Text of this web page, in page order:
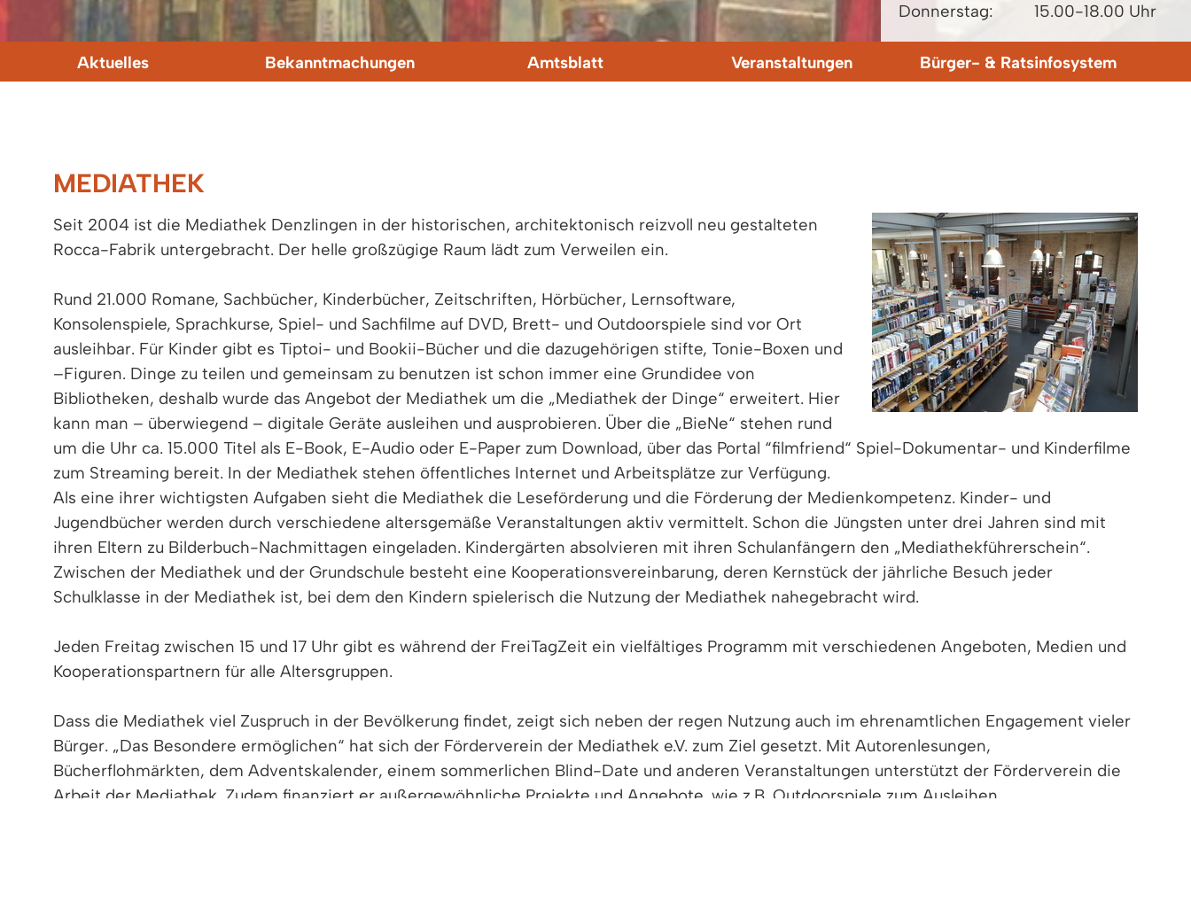
Donnerstag:
15.00-18.00 Uhr
Aktuelles Bekanntmachungen Amtsblatt Veranstaltungen Bürger- & Ratsinfosystem
MEDIATHEK
Seit 2004 ist die Mediathek Denzlingen in der historischen, architektonisch reizvoll neu gestalteten
Rocca-Fabrik untergebracht. Der helle großzügige Raum lädt zum Verweilen ein.
Rund 21.000 Romane, Sachbücher, Kinderbücher, Zeitschriften, Hörbücher, Lernsoftware,
Konsolenspiele, Sprachkurse, Spiel- und Sachfilme auf DVD, Brett- und Outdoorspiele sind vor Ort
ausleihbar. Für Kinder gibt es Tiptoi- und Bookii-Bücher und die dazugehörigen stifte, Tonie-Boxen und
–Figuren. Dinge zu teilen und gemeinsam zu benutzen ist schon immer eine Grundidee von
Bibliotheken, deshalb wurde das Angebot der Mediathek um die „Mediathek der Dinge“ erweitert. Hier
kann man – überwiegend – digitale Geräte ausleihen und ausprobieren. Über die „BieNe“ stehen rund
um die Uhr ca. 15.000 Titel als E-Book, E-Audio oder E-Paper zum Download, über das Portal “filmfriend“ Spiel-Dokumentar- und Kinderfilme
zum Streaming bereit. In der Mediathek stehen öffentliches Internet und Arbeitsplätze zur Verfügung.
Als eine ihrer wichtigsten Aufgaben sieht die Mediathek die Leseförderung und die Förderung der Medienkompetenz. Kinder- und
Jugendbücher werden durch verschiedene altersgemäße Veranstaltungen aktiv vermittelt. Schon die Jüngsten unter drei Jahren sind mit
ihren Eltern zu Bilderbuch-Nachmittagen eingeladen. Kindergärten absolvieren mit ihren Schulanfängern den „Mediathekführerschein“.
Zwischen der Mediathek und der Grundschule besteht eine Kooperationsvereinbarung, deren Kernstück der jährliche Besuch jeder
Schulklasse in der Mediathek ist, bei dem den Kindern spielerisch die Nutzung der Mediathek nahegebracht wird.
Jeden Freitag zwischen 15 und 17 Uhr gibt es während der FreiTagZeit ein vielfältiges Programm mit verschiedenen Angeboten, Medien und
Kooperationspartnern für alle Altersgruppen.
Dass die Mediathek viel Zuspruch in der Bevölkerung findet, zeigt sich neben der regen Nutzung auch im ehrenamtlichen Engagement vieler
Bürger. „Das Besondere ermöglichen“ hat sich der Förderverein der Mediathek e.V. zum Ziel gesetzt. Mit Autorenlesungen,
Bücherflohmärkten, dem Adventskalender, einem sommerlichen Blind-Date und anderen Veranstaltungen unterstützt der Förderverein die
Arbeit der Mediathek. Zudem finanziert er außergewöhnliche Projekte und Angebote, wie z.B. Outdoorspiele zum Ausleihen.